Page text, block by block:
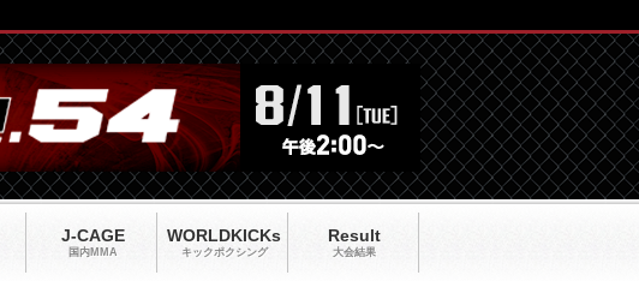
J-CAGE
国内MMA
WORLDKICKs
キックポクシング
Result
大会結果